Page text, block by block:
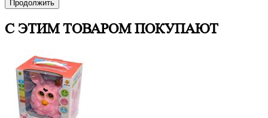
Продолжить
С ЭТИМ ТОВАРОМ ПОКУПАЮТ